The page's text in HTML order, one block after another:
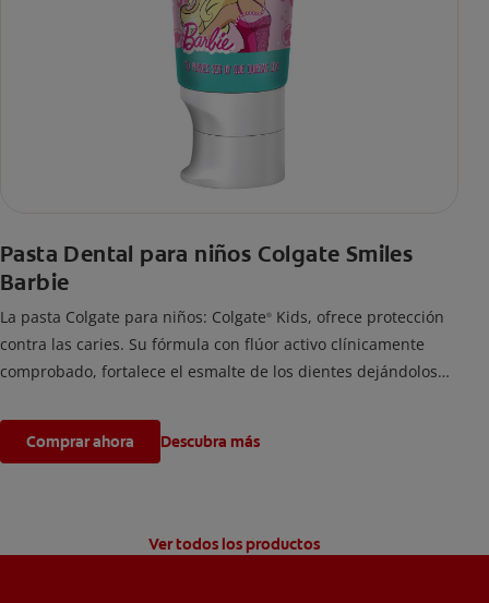
Pasta Dental para niños Colgate Smiles
Barbie
La pasta Colgate para niños: Colgate® Kids, ofrece protección
contra las caries. Su fórmula con flúor activo clínicamente
comprobado, fortalece el esmalte de los dientes dejándolos
Comprar ahora Descubra más
Ver todos los productos